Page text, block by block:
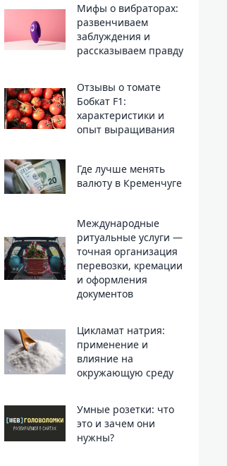
Мифы о вибраторах:
развенчиваем
заблуждения и
рассказываем правду
Отзывы о томате
Бобкат F1:
характеристики и
опыт выращивания
Где лучше менять
валюту в Кременчуге
Международные
ритуальные услуги —
точная организация
перевозки, кремации
и оформления
документов
Цикламат натрия:
применение и
влияние на
окружающую среду
Умные розетки: что
это и зачем они
нужны?